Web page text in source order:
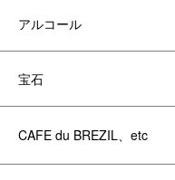
アルコール
宝石
CAFE du BREZIL、etc